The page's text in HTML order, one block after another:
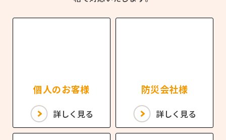
個人のお客様
詳しく見る
防災会社様
詳しく見る